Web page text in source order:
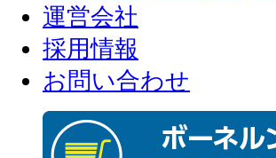
運営会社
採用情報
お問い合わせ